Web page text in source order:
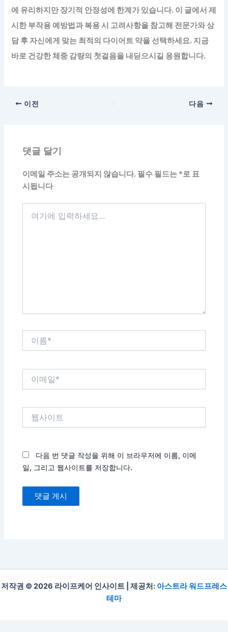
에 유리하지만 장기적 안정성에 한계가 있습니다. 이 글에서 제
시한 부작용 예방법과 복용 시 고려사항을 참고해 전문가와 상
담 후 자신에게 맞는 최적의 다이어트 약을 선택하세요. 지금
바로 건강한 체중 감량의 첫걸음을 내딛으시길 응원합니다.
이전 다음
댓글 달기
이메일 주소는 공개되지 않습니다. 필수 필드는 *로 표
시됩니다
다음 번 댓글 작성을 위해 이 브라우저에 이름, 이메
일, 그리고 웹사이트를 저장합니다.
저작권 © 2026 라이프케어 인사이트 | 제공처: 아스트라 워드프레스
테마